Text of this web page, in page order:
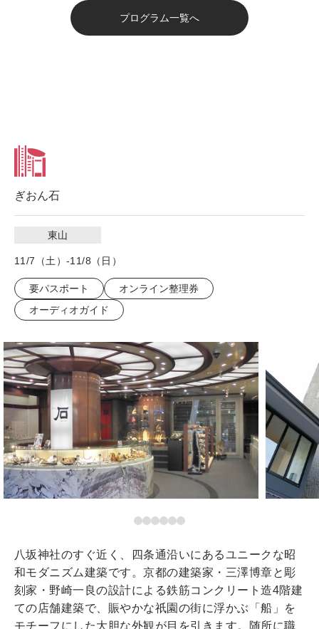
プログラム一覧へ
ぎおん石
東山
11/7（土）-11/8（日）
要パスポート
オンライン整理券
オーディオガイド
八坂神社のすぐ近く、四条通沿いにあるユニークな昭
和モダニズム建築です。京都の建築家・三澤博章と彫
刻家・野崎一良の設計による鉄筋コンクリート造4階建
ての店舗建築で、賑やかな祇園の街に浮かぶ「船」を
モチーフにした大胆な外観が目を引きます。随所に職